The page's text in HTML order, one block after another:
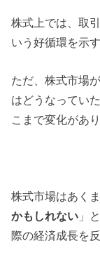
株式上では、取
いう好循環を示
ただ、株式市場
はどうなってい
こまで変化があ
株式市場はあく
かもしれない 」
際の経済成長を